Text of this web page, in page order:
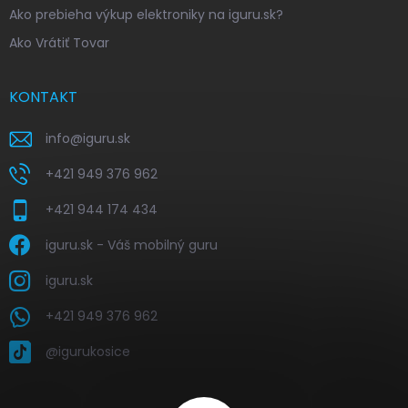
Ako prebieha výkup elektroniky na iguru.sk?
Ako Vrátiť Tovar
KONTAKT
info@iguru.sk
+421 949 376 962
+421 944 174 434
iguru.sk - Váš mobilný guru
iguru.sk
+421 949 376 962
@igurukosice